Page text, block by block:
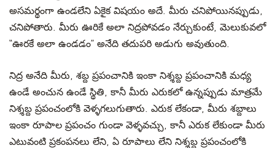
అసమర్థంగా ఉండలేని ఏకైక విషయం అదే. మీరు చనిపోయినప్పుడు,
చనిపోతారు. మీరు ఊరికే అలా నిద్రపోవడం నేర్చుకుంటే, మెలుకువలో
“ఊరకే అలా ఉండడం” అనేది తదుపరి అడుగు అవుతుంది.
నిద్ర అనేది మీరు, శబ్ద ప్రపంచానికి ఇంకా నిశ్శబ్ద ప్రపంచానికి మధ్య
ఉండే అంచున ఉండే స్థితి, కానీ మీరు ఎరుకలో ఉన్నప్పుడు మాత్రమే
నిశ్శబ్ద ప్రపంచంలోకి వెళ్ళగలుగుతారు. ఎరుక లేకండా, మీరు శబ్దాలు
ఇంకా రూపాల ప్రపంచం గుండా వెళ్ళవచ్చు, కానీ ఎరుక లేకుండా మీరు
ఎటువంటి ప్రకంపనలు లేని, ఏ రూపాలు లేని నిశ్శబ్ద ప్రపంచంలోకి